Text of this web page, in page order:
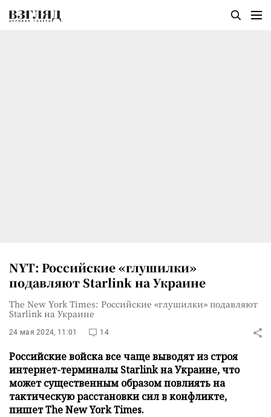
NYT: Российские «глушилки»
подавляют Starlink на Украине
The New York Times: Российские «глушилки» подавляют
Starlink на Украине
24 мая 2024, 11:01 14
Российские войска все чаще выводят из строя
интернет-терминалы Starlink на Украине, что
может существенным образом повлиять на
тактическую расстановки сил в конфликте,
пишет The New York Times.